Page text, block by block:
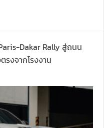
Dakar Rally สู่ถนน
รงจากโรงงาน